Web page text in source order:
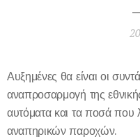
Αυξημένες θα είναι οι
αναπροσαρμογή της
αυτόματα και τα ποσά που
αναπηρικών παροχών.